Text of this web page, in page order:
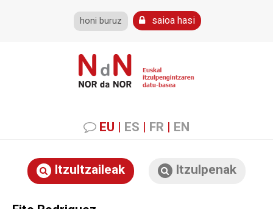
honi buruz saioa hasi
EU | ES | FR | EN
Itzultzaileak Itzulpenak